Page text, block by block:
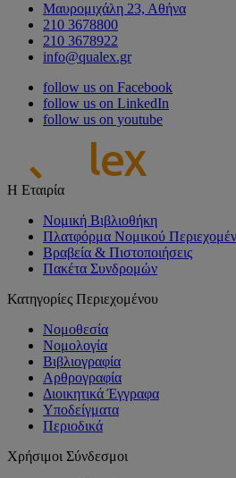
Μαυρομιχάλη 23, Αθήνα
210 3678800
210 3678922
info@qualex.gr
follow us on Facebook
follow us on LinkedIn
follow us on youtube
Η Εταιρία
Νομική Βιβλιοθήκη
Πλατφόρμα Νομικού
Βραβεία & Πιστοποιήσεις
Πακέτα Συνδρομών
Κατηγορίες Περιεχομένου
Νομοθεσία
Νομολογία
Βιβλιογραφία
Αρθρογραφία
Διοικητικά Έγγραφα
Υποδείγματα
Περιοδικά
Χρήσιμοι Σύνδεσμοι